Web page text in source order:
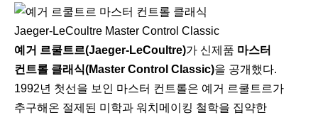
Jaeger-LeCoultre Master Control Classic
예거 르쿨트르(Jaeger-LeCoultre)가 신제품 마스터
컨트롤 클래식(Master Control Classic)을 공개했다.
1992년 첫선을 보인 마스터 컨트롤은 예거 르쿨트르가
추구해온 절제된 미학과 워치메이킹 철학을 집약한